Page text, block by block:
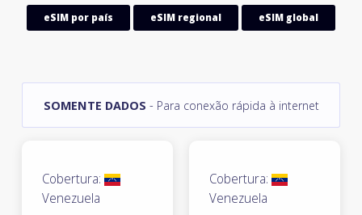
eSIM por país eSIM regional eSIM global
SOMENTE DADOS - Para conexão rápida à internet
Cobertura:
Venezuela
Cobertura:
Venezuela